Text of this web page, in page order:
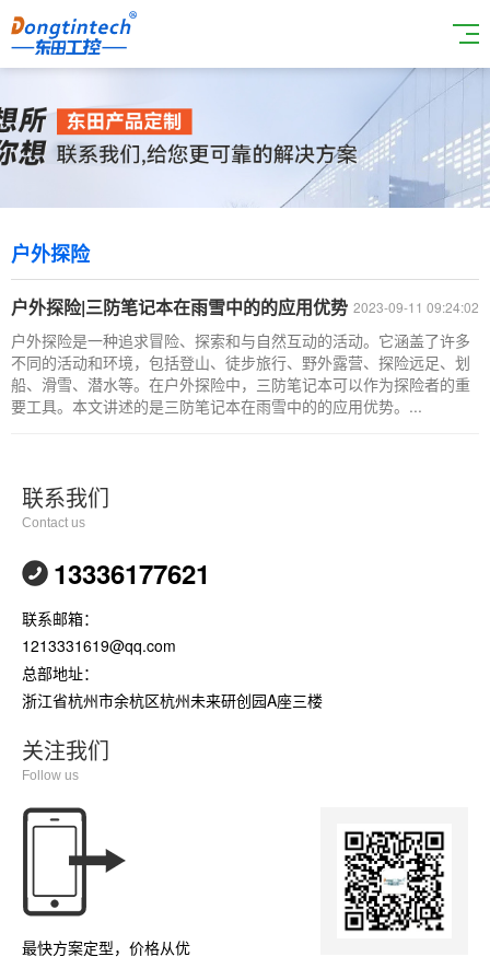
户外探险
2023-09-11 09:24:02
户外探险|三防笔记本在雨雪中的的应用优势
户外探险是一种追求冒险、探索和与自然互动的活动。它涵盖了许多
不同的活动和环境，包括登山、徒步旅行、野外露营、探险远足、划
船、滑雪、潜水等。在户外探险中，三防笔记本可以作为探险者的重
要工具。本文讲述的是三防笔记本在雨雪中的的应用优势。...
联系我们
Contact us
13336177621
联系邮箱：
1213331619@qq.com
总部地址：
浙江省杭州市余杭区杭州未来研创园A座三楼
关注我们
Follow us
最快方案定型，价格从优